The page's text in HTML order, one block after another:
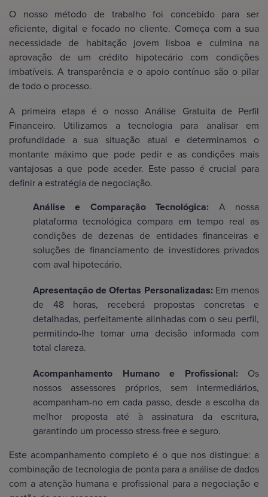
O nosso método de trabalho foi concebido para ser
eficiente, digital e focado no cliente. Começa com a sua
necessidade de habitação jovem lisboa e culmina na
aprovação de um crédito hipotecário com condições
imbatíveis. A transparência e o apoio contínuo são o pilar
de todo o processo.
A primeira etapa é o nosso Análise Gratuita de Perfil
Financeiro. Utilizamos a tecnologia para analisar em
profundidade a sua situação atual e determinamos o
montante máximo que pode pedir e as condições mais
vantajosas a que pode aceder. Este passo é crucial para
definir a estratégia de negociação.
Análise e Comparação Tecnológica: A nossa
plataforma tecnológica compara em tempo real as
condições de dezenas de entidades financeiras e
soluções de financiamento de investidores privados
com aval hipotecário.
Apresentação de Ofertas Personalizadas: Em menos
de 48 horas, receberá propostas concretas e
detalhadas, perfeitamente alinhadas com o seu perfil,
permitindo-lhe tomar uma decisão informada com
total clareza.
Acompanhamento Humano e Profissional: Os
nossos assessores próprios, sem intermediários,
acompanham-no em cada passo, desde a escolha da
melhor proposta até à assinatura da escritura,
garantindo um processo stress-free e seguro.
Este acompanhamento completo é o que nos distingue: a
combinação de tecnologia de ponta para a análise de dados
com a atenção humana e profissional para a negociação e